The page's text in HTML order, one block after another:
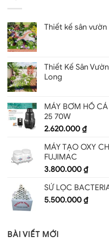
Thiết kế sân
Thiết Kế Sân
Long
MÁY BƠM HỒ
25 70W
2.620.000₫
MÁY TẠO OXY
FUJIMAC
3.800.000₫
SỨ LỌC
5.500.000₫
BÀI VIẾT MỚI